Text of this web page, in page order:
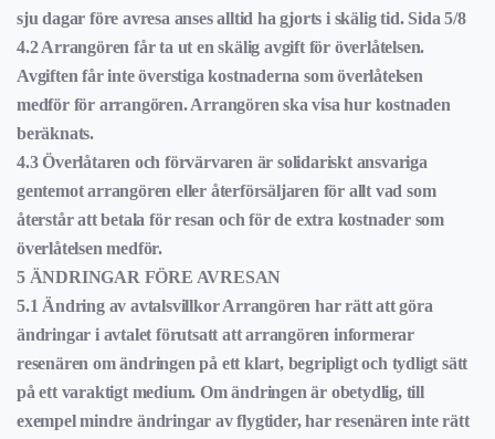
sju dagar före avresa anses alltid ha gjorts i skälig tid. Sida 5/8
4.2 Arrangören får ta ut en skälig avgift för överlåtelsen.
Avgiften får inte överstiga kostnaderna som överlåtelsen
medför för arrangören. Arrangören ska visa hur kostnaden
beräknats.
4.3 Överlåtaren och förvärvaren är solidariskt ansvariga
gentemot arrangören eller återförsäljaren för allt vad som
återstår att betala för resan och för de extra kostnader som
överlåtelsen medför.
5 ÄNDRINGAR FÖRE AVRESAN
5.1 Ändring av avtalsvillkor Arrangören har rätt att göra
ändringar i avtalet förutsatt att arrangören informerar
resenären om ändringen på ett klart, begripligt och tydligt sätt
på ett varaktigt medium. Om ändringen är obetydlig, till
exempel mindre ändringar av flygtider, har resenären inte rätt